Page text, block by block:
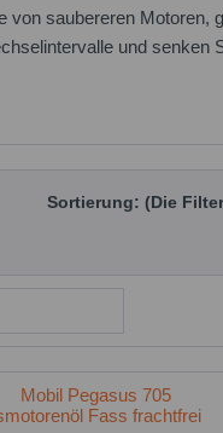
saubereren Motoren,
und senken
Sortierung: (Die